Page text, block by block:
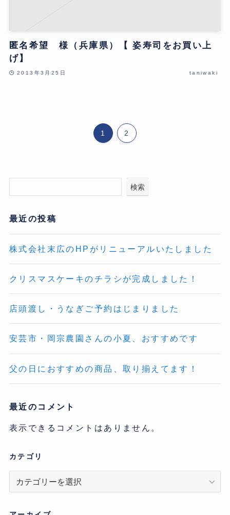
匿名希望 様（兵庫県）【 姿寿司をお買い上
げ】
2013年3月25日 taniwaki
1 2
検索
最近の投稿
株式会社末広のHPがリニューアルいたしました
クリスマスケーキのチラシが完成しました！
店頭渡し・うなぎご予約はじまりました
安芸市・岡宗農園さんの小夏、おすすめです
父の日におすすめの商品、取り揃えてます！
最近のコメント
表示できるコメントはありません。
カテゴリ